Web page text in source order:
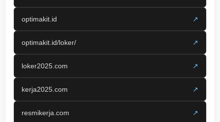
optimakit.id ↗
optimakit.id/loker/ ↗
loker2025.com ↗
kerja2025.com ↗
resmikerja.com ↗